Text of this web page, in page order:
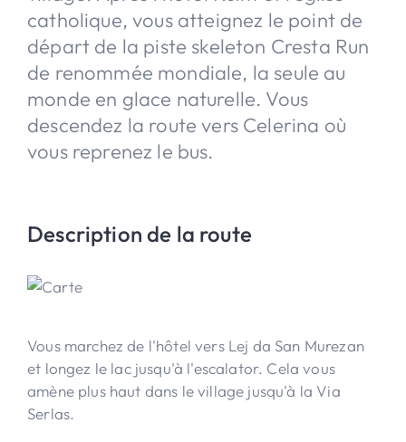
catholique, vous atteignez le point de
départ de la piste skeleton Cresta Run
de renommée mondiale, la seule au
monde en glace naturelle. Vous
descendez la route vers Celerina où
vous reprenez le bus.
Description de la route
Vous marchez de l'hôtel vers Lej da San Murezan
et longez le lac jusqu'à l'escalator. Cela vous
amène plus haut dans le village jusqu'à la Via
Serlas.